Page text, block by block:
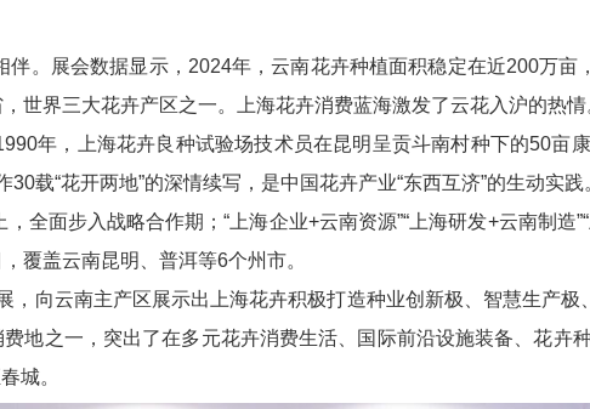
。展会数据显示，2024年，云南花卉种植面积稳定在近200万亩
世界三大花卉产区之一。上海花卉消费蓝海激发了云花入沪的热情
年，上海花卉良种试验场技术员在昆明呈贡斗南村种下的50亩
载“花开两地”的深情续写，是中国花卉产业“东西互济”的生动实践
面步入战略合作期；“上海企业+云南资源”“上海研发+云南制造
覆盖云南昆明、普洱等6个州市。
，向云南主产区展示出上海花卉积极打造种业创新极、智慧生产极
地之一，突出了在多元花卉消费生活、国际前沿设施装备、花卉
城。